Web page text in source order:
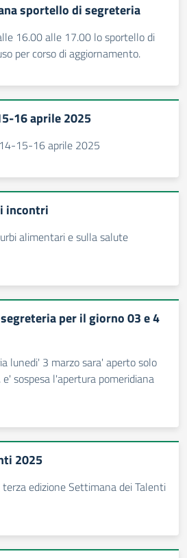
sportello di segreteria
16.00 alle 17.00 lo sportello di
per corso di aggiornamento.
16 aprile 2025
15-16 aprile 2025
incontri
alimentari e sulla salute
per il giorno 03 e 4
lunedi' 3 marzo sara' aperto solo
sospesa l'apertura pomeridiana
2025
edizione Settimana dei Talenti